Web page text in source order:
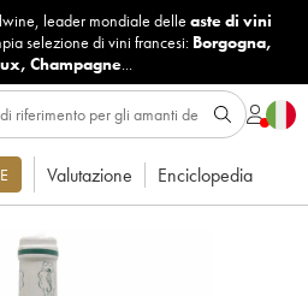
leader mondiale delle aste di vini
selezione di vini francesi: Borgogna,
, Champagne...
Valutazione Enciclopedia